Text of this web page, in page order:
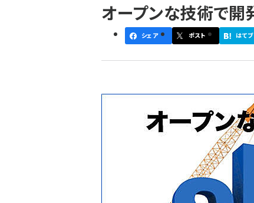
ン
く
ず
オープンな技術で開
シェア ポスト はてブ